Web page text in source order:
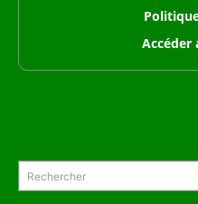
Accéder
Rechercher